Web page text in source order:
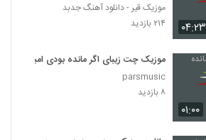
۰۴:۲۳
موزیک قیر - دانلود آهنگ جدبد
۲۱۴ بازدید
۰۱:۰۰
موزیک چت زیبای اگر مانده بودی امید
parsmusic
۸ بازدید